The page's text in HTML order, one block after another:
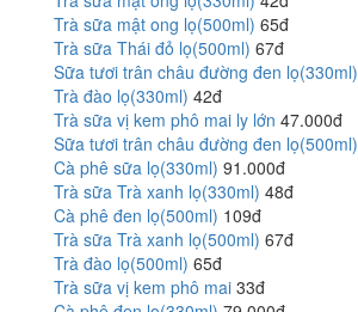
Trà sữa mật ong lọ(500ml) 65đ
Trà sữa Thái đỏ lọ(500ml) 67đ
Sữa tươi trân châu đường đen lọ(330ml)
Trà đào lọ(330ml) 42đ
Trà sữa vị kem phô mai ly lớn 47.000đ
Sữa tươi trân châu đường đen lọ(500ml)
Cà phê sữa lọ(330ml) 91.000đ
Trà sữa Trà xanh lọ(330ml) 48đ
Cà phê đen lọ(500ml) 109đ
Trà sữa Trà xanh lọ(500ml) 67đ
Trà đào lọ(500ml) 65đ
Trà sữa vị kem phô mai 33đ